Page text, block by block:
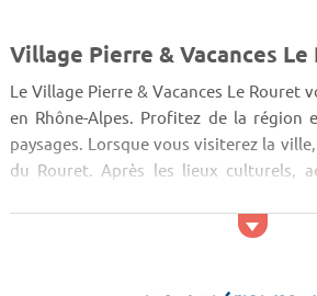
Village Pierre & Vacances Le
Le Village Pierre & Vacances Le Rouret
en Rhône-Alpes. Profitez de la région
paysages. Lorsque vous visiterez la
du Rouret. Après les lieux culturels,
du Mont Gerbier de Jonc, de la réserve